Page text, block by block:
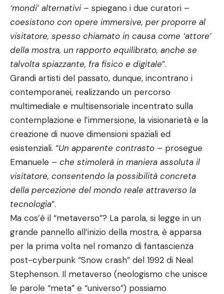
‘mondi’ alternativi– spiegano i due curatori –
coesistono con opere immersive, per proporre al
visitatore, spesso chiamato in causa come ‘attore’
della mostra, un rapporto equilibrato, anche se
talvolta spiazzante, fra fisico e digitale”.
Grandi artisti del passato, dunque, incontrano i
contemporanei, realizzando un percorso
multimediale e multisensoriale incentrato sulla
contemplazione e l’immersione, la visionarietà e la
creazione di nuove dimensioni spaziali ed
esistenziali. “Un apparente contrasto – prosegue
Emanuele – che stimolerà in maniera assoluta il
visitatore, consentendo la possibilità concreta
della percezione del mondo reale attraverso la
tecnologia”.
Ma cos’è il “metaverso”? La parola, si legge in un
grande pannello all’inizio della mostra, è apparsa
per la prima volta nel romanzo di fantascienza
post-cyberpunk “Snow crash” del 1992 di Neal
Stephenson. Il metaverso (neologismo che unisce
le parole “meta” e “universo”) possiamo